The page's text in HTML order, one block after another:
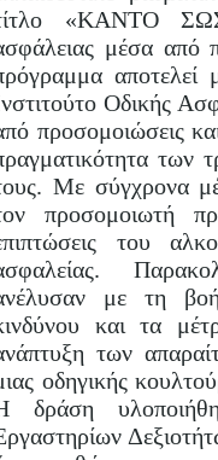
«ΚΑΝΤΟ
μέσα από
Οδικής
προσομοιώσεις
των
Με σύγχρονα
προσομοιωτή
του
με τη
και τα
των
οδηγικής
δράση